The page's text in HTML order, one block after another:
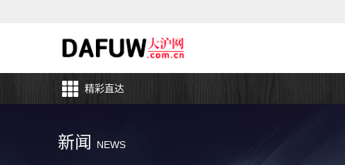
精彩直达
新闻 NEWS